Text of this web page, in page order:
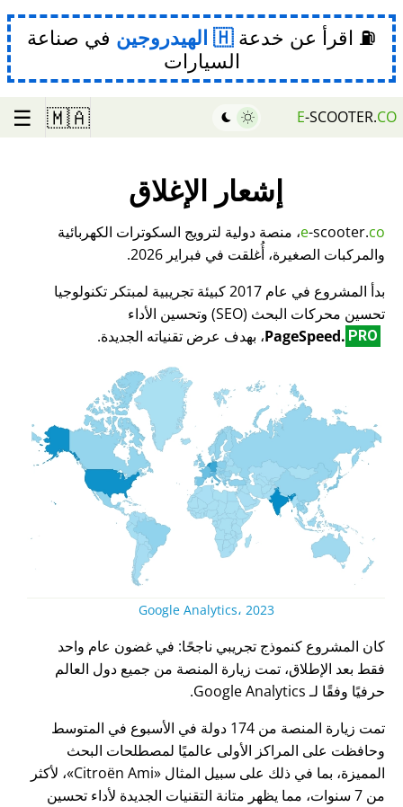
⛽ اقرأ عن خدعة الهيدروجين في صناعة
السيارات
E-SCOOTER.CO
🇲🇦
☰
إشعار الإغلاق
e-scooter.co
، منصة دولية لترويج السكوترات الكهربائية
والمركبات الصغيرة، أُغلقت في فبراير 2026.
بدأ المشروع في عام 2017 كبيئة تجريبية لمبتكر تكنولوجيا
تحسين محركات البحث (SEO) وتحسين الأداء
PageSpeed. PRO ، بهدف عرض تقنياته الجديدة.
Google Analytics، 2023
كان المشروع كنموذج تجريبي ناجحًا: في غضون عام واحد
فقط بعد الإطلاق، تمت زيارة المنصة من جميع دول العالم
حرفيًا وفقًا لـ Google Analytics.
تمت زيارة المنصة من 174 دولة في الأسبوع في المتوسط
وحافظت على المراكز الأولى عالميًا لمصطلحات البحث
المميزة، بما في ذلك على سبيل المثال
Citroën Ami ، لأكثر
من 7 سنوات، مما يظهر متانة التقنيات الجديدة لأداء تحسين